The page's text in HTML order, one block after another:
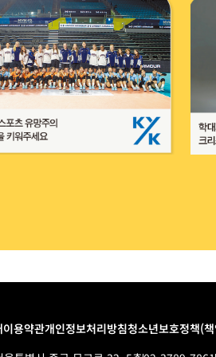
이용약관개인정보처리방침청소년보호정책(